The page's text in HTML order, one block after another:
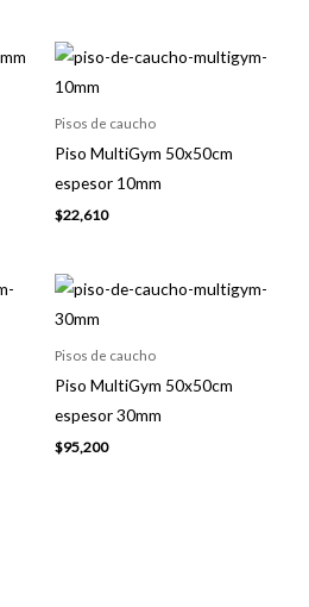
Pisos de caucho
Piso MultiGym 50x50cm
espesor 10mm
$22,610
Pisos de caucho
Piso MultiGym 50x50cm
espesor 30mm
$95,200